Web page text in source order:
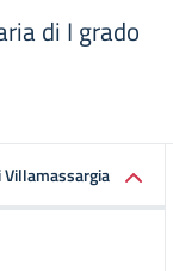
di I grado
Villamassargia